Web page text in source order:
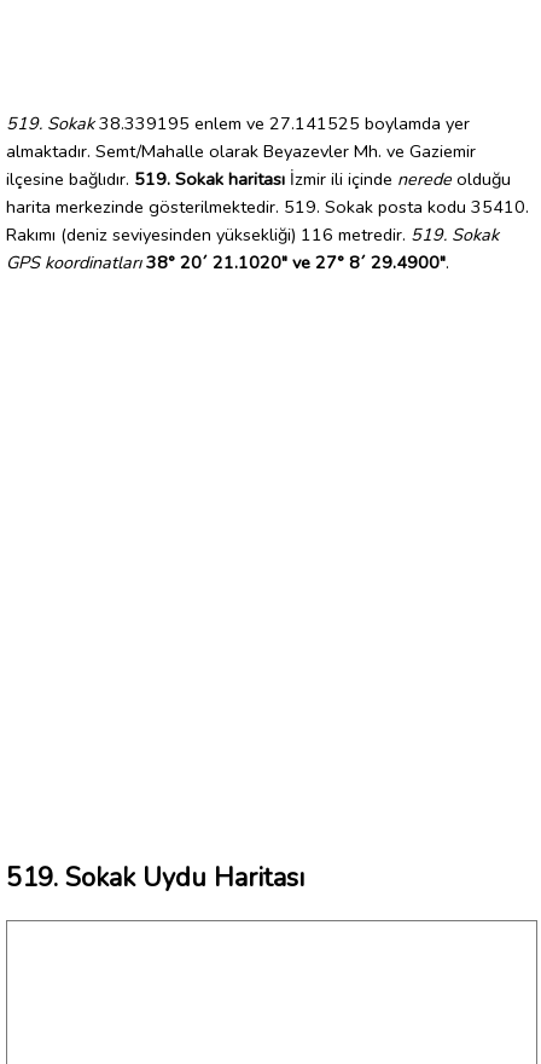
519. Sokak38.339195 enlem ve 27.141525 boylamda yer
almaktadır. Semt/Mahalle olarak Beyazevler Mh. ve Gaziemir
ilçesine bağlıdır. 519. Sokak haritası İzmir ili içinde nerede olduğu
harita merkezinde gösterilmektedir. 519. Sokak posta kodu 35410.
Rakımı (deniz seviyesinden yüksekliği) 116 metredir. 519. Sokak
GPS koordinatları 38° 20´ 21.1020" ve 27° 8´ 29.4900".
519. Sokak Uydu Haritası